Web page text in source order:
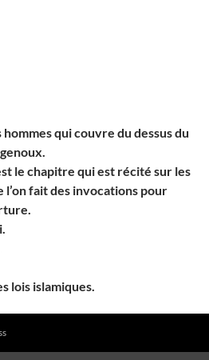
hommes qui couvre du dessus du
le chapitre qui est récité sur les
fait des invocations pour
lois islamiques.